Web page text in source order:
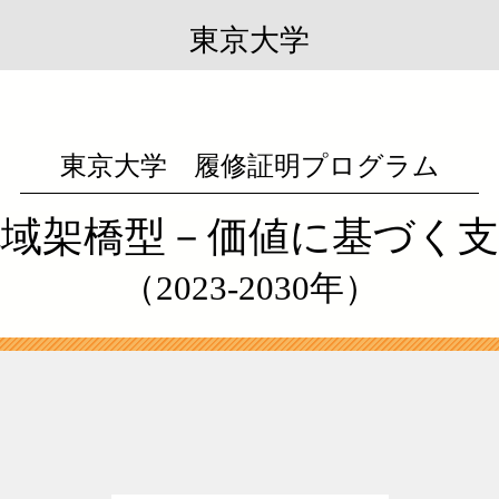
東京大学
東京大学 履修証明プログラム
架橋型－ 価値に基づく
（2023-2030年）